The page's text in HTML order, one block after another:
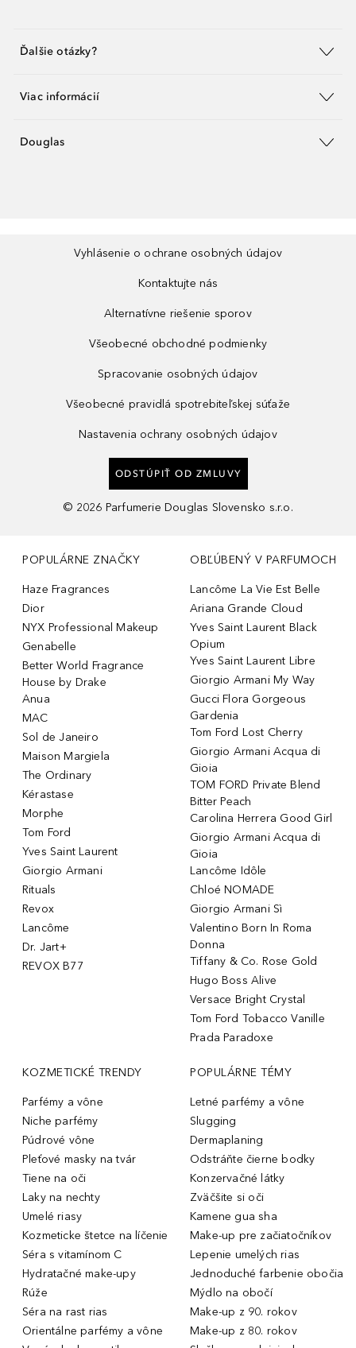
Ďalšie otázky?
Viac informácií
Douglas
Vyhlásenie o ochrane osobných údajov
Kontaktujte nás
Alternatívne riešenie sporov
Všeobecné obchodné podmienky
Spracovanie osobných údajov
Všeobecné pravidlá spotrebiteľskej súťaže
Nastavenia ochrany osobných údajov
ODSTÚPIŤ OD ZMLUVY
© 2026 Parfumerie Douglas Slovensko s.r.o.
POPULÁRNE ZNAČKY
Haze Fragrances
Dior
NYX Professional Makeup
Genabelle
Better World Fragrance
House by Drake
Anua
MAC
Sol de Janeiro
Maison Margiela
The Ordinary
Kérastase
Morphe
Tom Ford
Yves Saint Laurent
Giorgio Armani
Rituals
Revox
Lancôme
Dr. Jart+
REVOX B77
OBĽÚBENÝ V PARFUMOCH
Lancôme La Vie Est Belle
Ariana Grande Cloud
Yves Saint Laurent Black
Opium
Yves Saint Laurent Libre
Giorgio Armani My Way
Gucci Flora Gorgeous
Gardenia
Tom Ford Lost Cherry
Giorgio Armani Acqua di
Gioia
TOM FORD Private Blend
Bitter Peach
Carolina Herrera Good Girl
Giorgio Armani Acqua di
Gioia
Lancôme Idôle
Chloé NOMADE
Giorgio Armani Sì
Valentino Born In Roma
Donna
Tiffany & Co. Rose Gold
Hugo Boss Alive
Versace Bright Crystal
Tom Ford Tobacco Vanille
Prada Paradoxe
KOZMETICKÉ TRENDY
Parfémy a vône
Niche parfémy
Púdrové vône
Pleťové masky na tvár
Tiene na oči
Laky na nechty
Umelé riasy
Kozmeticke štetce na líčenie
Séra s vitamínom C
Hydratačné make-upy
Rúže
Séra na rast rias
Orientálne parfémy a vône
POPULÁRNE TÉMY
Letné parfémy a vône
Slugging
Dermaplaning
Odstráňte čierne bodky
Konzervačné látky
Zväčšite si oči
Kamene gua sha
Make-up pre začiatočníkov
Lepenie umelých rias
Jednoduché farbenie obočia
Mýdlo na obočí
Make-up z 90. rokov
Make-up z 80. rokov